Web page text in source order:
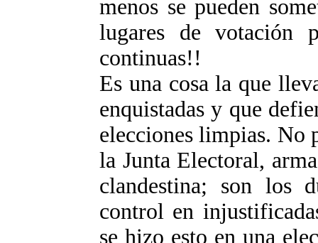
menos se pueden
lugares de votación
continuas!!
Es una cosa la que
enquistadas y que
elecciones limpias. No
la Junta Electoral,
clandestina; son los
control en
se hizo esto en una